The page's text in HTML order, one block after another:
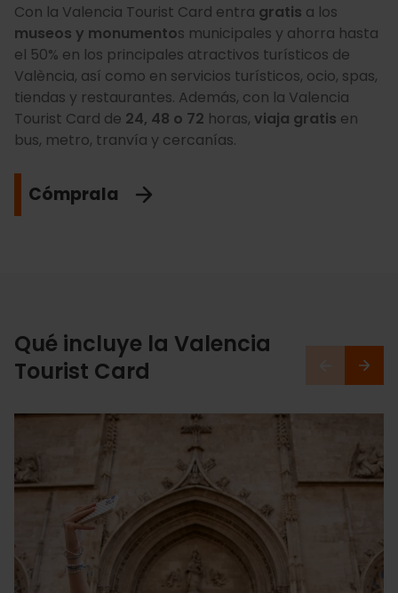
Con la Valencia Tourist Card entra gratis a los
museos y monumentos municipales y ahorra hasta
el 50% en los principales atractivos turísticos de
València, así como en servicios turísticos, ocio, spas,
tiendas y restaurantes. Además, con la Valencia
Tourist Card de 24, 48 o 72 horas, viaja gratis en
bus, metro, tranvía y cercanías.
Cómprala
Qué incluye la Valencia
Tourist Card